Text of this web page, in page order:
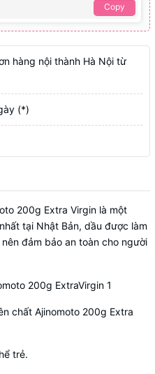
Copy
hàng nội thành Hà Nội từ
(*)
200g Extra Virgin là một
tại Nhật Bản, dầu được làm
đảm bảo an toàn cho người
chất Ajinomoto 200g Extra
trẻ.